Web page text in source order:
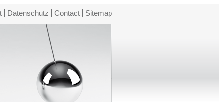
Datenschutz Contact Sitemap